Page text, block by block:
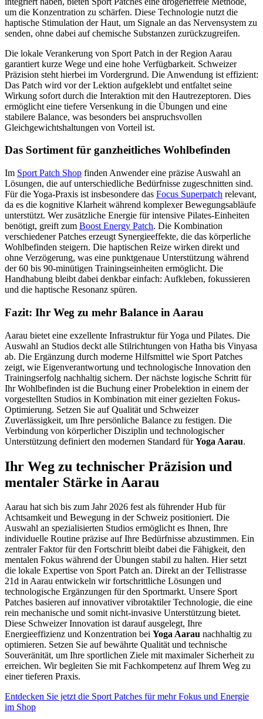
um die Konzentration zu schärfen. Diese Technologie nutzt die
haptische Stimulation der Haut, um Signale an das Nervensystem zu
senden, ohne dabei auf chemische Substanzen zurückzugreifen.
Die lokale Verankerung von Sport Patch in der Region Aarau
garantiert kurze Wege und eine hohe Verfügbarkeit. Schweizer
Präzision steht hierbei im Vordergrund. Die Anwendung ist effizient:
Das Patch wird vor der Lektion aufgeklebt und entfaltet seine
Wirkung sofort durch die Interaktion mit den Hautrezeptoren. Dies
ermöglicht eine tiefere Versenkung in die Übungen und eine
stabilere Balance, was besonders bei anspruchsvollen
Gleichgewichtshaltungen von Vorteil ist.
Das Sortiment für ganzheitliches Wohlbefinden
Im Sport Patch Shop finden Anwender eine präzise Auswahl an
Lösungen, die auf unterschiedliche Bedürfnisse zugeschnitten sind.
Für die Yoga-Praxis ist insbesondere das Focus Superpatch relevant,
da es die kognitive Klarheit während komplexer Bewegungsabläufe
unterstützt. Wer zusätzliche Energie für intensive Pilates-Einheiten
benötigt, greift zum Boost Energy Patch. Die Kombination
verschiedener Patches erzeugt Synergieeffekte, die das körperliche
Wohlbefinden steigern. Die haptischen Reize wirken direkt und
ohne Verzögerung, was eine punktgenaue Unterstützung während
der 60 bis 90-minütigen Trainingseinheiten ermöglicht. Die
Handhabung bleibt dabei denkbar einfach: Aufkleben, fokussieren
und die haptische Resonanz spüren.
Fazit: Ihr Weg zu mehr Balance in Aarau
Aarau bietet eine exzellente Infrastruktur für Yoga und Pilates. Die
Auswahl an Studios deckt alle Stilrichtungen von Hatha bis Vinyasa
ab. Die Ergänzung durch moderne Hilfsmittel wie Sport Patches
zeigt, wie Eigenverantwortung und technologische Innovation den
Trainingserfolg nachhaltig sichern. Der nächste logische Schritt für
Ihr Wohlbefinden ist die Buchung einer Probelektion in einem der
vorgestellten Studios in Kombination mit einer gezielten Fokus-
Optimierung. Setzen Sie auf Qualität und Schweizer
Zuverlässigkeit, um Ihre persönliche Balance zu festigen. Die
Verbindung von körperlicher Disziplin und technologischer
Unterstützung definiert den modernen Standard fürYoga Aarau.
Ihr Weg zu technischer Präzision und
mentaler Stärke in Aarau
Aarau hat sich bis zum Jahr 2026 fest als führender Hub für
Achtsamkeit und Bewegung in der Schweiz positioniert. Die
Auswahl an spezialisierten Studios ermöglicht es Ihnen, Ihre
individuelle Routine präzise auf Ihre Bedürfnisse abzustimmen. Ein
zentraler Faktor für den Fortschritt bleibt dabei die Fähigkeit, den
mentalen Fokus während der Übungen stabil zu halten. Hier setzt
die lokale Expertise von Sport Patch an. Direkt an der Tellistrasse
21d in Aarau entwickeln wir fortschrittliche Lösungen und
technologische Ergänzungen für den Sportmarkt. Unsere Sport
Patches basieren auf innovativer vibrotaktiler Technologie, die eine
rein mechanische und somit nicht-invasive Unterstützung bietet.
Diese Schweizer Innovation ist darauf ausgelegt, Ihre
Energieeffizienz und Konzentration bei Yoga Aarau nachhaltig zu
optimieren. Setzen Sie auf bewährte Qualität und technische
Souveränität, um Ihre sportlichen Ziele mit maximaler Sicherheit zu
erreichen. Wir begleiten Sie mit Fachkompetenz auf Ihrem Weg zu
einer tieferen Praxis.
Entdecken Sie jetzt die Sport Patches für mehr Fokus und Energie
im Shop